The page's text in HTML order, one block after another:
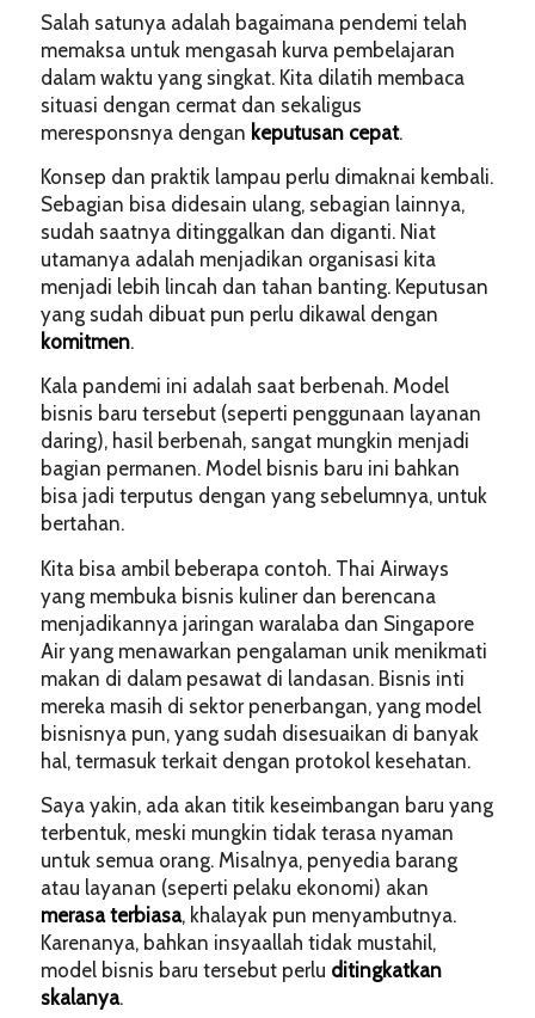
Salah satunya adalah bagaimana pendemi telah
memaksa untuk mengasah kurva pembelajaran
dalam waktu yang singkat. Kita dilatih membaca
situasi dengan cermat dan sekaligus
meresponsnya dengan keputusan cepat.
Konsep dan praktik lampau perlu dimaknai kembali.
Sebagian bisa didesain ulang, sebagian lainnya,
sudah saatnya ditinggalkan dan diganti. Niat
utamanya adalah menjadikan organisasi kita
menjadi lebih lincah dan tahan banting. Keputusan
yang sudah dibuat pun perlu dikawal dengan
komitmen.
Kala pandemi ini adalah saat berbenah. Model
bisnis baru tersebut (seperti penggunaan layanan
daring), hasil berbenah, sangat mungkin menjadi
bagian permanen. Model bisnis baru ini bahkan
bisa jadi terputus dengan yang sebelumnya, untuk
bertahan.
Kita bisa ambil beberapa contoh. Thai Airways
yang membuka bisnis kuliner dan berencana
menjadikannya jaringan waralaba dan Singapore
Air yang menawarkan pengalaman unik menikmati
makan di dalam pesawat di landasan. Bisnis inti
mereka masih di sektor penerbangan, yang model
bisnisnya pun, yang sudah disesuaikan di banyak
hal, termasuk terkait dengan protokol kesehatan.
Saya yakin, ada akan titik keseimbangan baru yang
terbentuk, meski mungkin tidak terasa nyaman
untuk semua orang. Misalnya, penyedia barang
atau layanan (seperti pelaku ekonomi) akan
merasa terbiasa, khalayak pun menyambutnya.
Karenanya, bahkan insyaallah tidak mustahil,
model bisnis baru tersebut perlu ditingkatkan
skalanya.